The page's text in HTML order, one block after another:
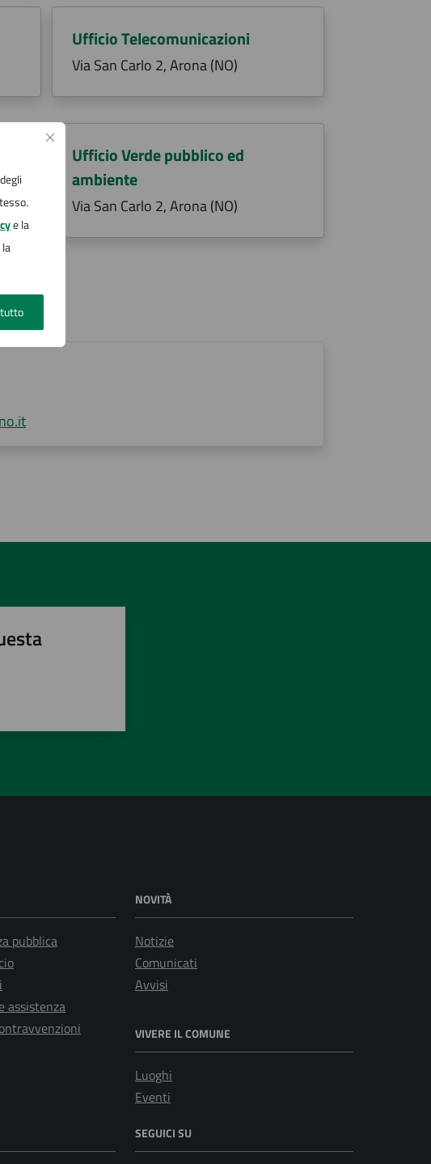
e la
Ufficio Telecomunicazioni
Via San Carlo 2, Arona (NO)
Ufficio Verde pubblico ed
ambiente
Via San Carlo 2, Arona (NO)
pubblica
assistenza
NOVITÀ
Notizie
Comunicati
Avvisi
VIVERE IL COMUNE
Luoghi
Eventi
SEGUICI SU